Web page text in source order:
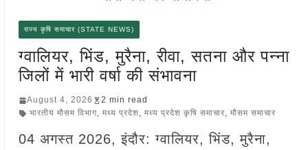
राज्य कृषि समाचार (STATE NEWS)
ग्वालियर, भिंड, मुरैना, रीवा, सतना और पन्ना
जिलों में भारी वर्षा की संभावना
August 4, 2026
2 min read
भारतीय मौसम विभाग, मध्य प्रदेश, मध्य प्रदेश कृषि समाचार, मौसम समाचार
04 अगस्त 2026, इंदौर: ग्वालियर, भिंड, मुरैना,